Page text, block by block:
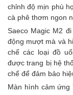
chỉnh độ mịn phù
cà phê thơm ngon
Saeco Magic M2
động mượt mà và
chế các loại đồ
được trang bị hệ
chế để đảm bảo
Màn hình cảm ứng